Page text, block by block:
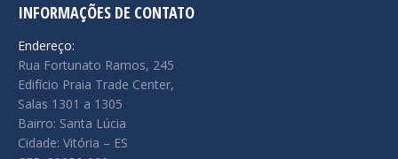
INFORMAÇÕES DE CONTATO
Endereço:
Rua Fortunato Ramos, 245
Edifício Praia Trade Center,
Salas 1301 a 1305
Bairro: Santa Lúcia
Cidade: Vitória – ES